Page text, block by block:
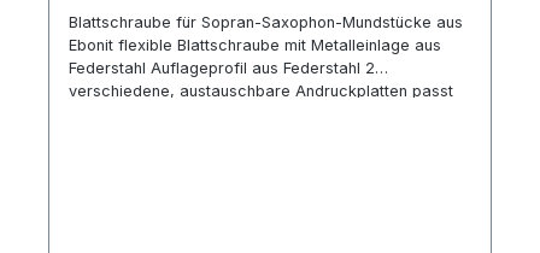
Blattschraube für Sopran-Saxophon-Mundstücke aus
Ebonit flexible Blattschraube mit Metalleinlage aus
Federstahl Auflageprofil aus Federstahl 2
verschiedene, austauschbare Andruckplatten passt